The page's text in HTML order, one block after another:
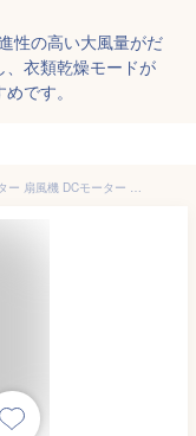
性の高い大風量がだ
衣類乾燥モードが
です。
最安値挑戦★あす楽 ＼楽天1位／サーキュレーター 扇風機 DCモーター 上下左右自動首振り イオンで除菌 衣類乾燥 3枚羽根 6段階調節 20畳 自動OFFタイマー アロマ対応 静音 コンパクト 小型 パワフル送風 循環気流 換気 節電 お手入れ簡単 xr-lrk02